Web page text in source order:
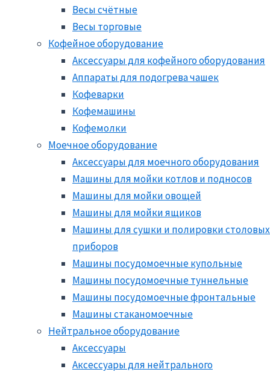
Весы счётные
Весы торговые
Кофейное оборудование
Аксессуары для кофейного оборудования
Аппараты для подогрева чашек
Кофеварки
Кофемашины
Кофемолки
Моечное оборудование
Аксессуары для моечного оборудования
Машины для мойки котлов и подносов
Машины для мойки овощей
Машины для мойки ящиков
Машины для сушки и полировки столовых
приборов
Машины посудомоечные купольные
Машины посудомоечные туннельные
Машины посудомоечные фронтальные
Машины стаканомоечные
Нейтральное оборудование
Аксессуары
Аксессуары для нейтрального